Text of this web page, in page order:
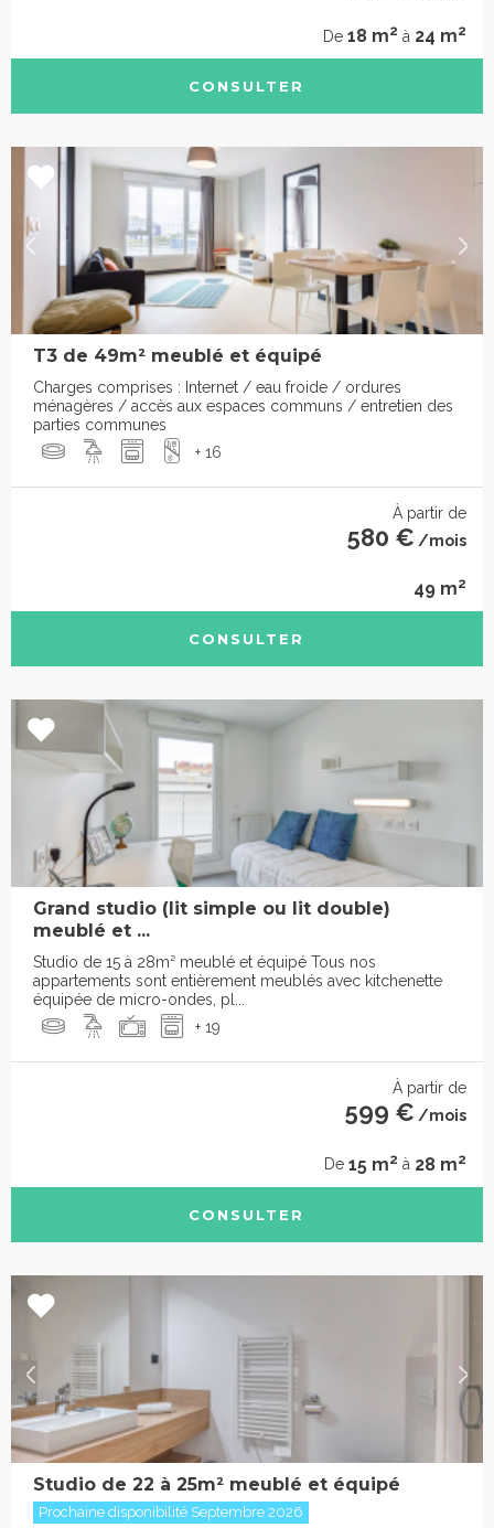
De 18 m2 à 24 m2
CONSULTER
T3 de 49m² meublé et équipé
Charges comprises : Internet / eau froide / ordures
ménagères / accès aux espaces communs / entretien des
parties communes
+ 16
À partir de
580 € /mois
49 m2
CONSULTER
Grand studio (lit simple ou lit double)
meublé et ...
Studio de 15 à 28m² meublé et équipé Tous nos
appartements sont entièrement meublés avec kitchenette
équipée de micro-ondes, pl...
+ 19
À partir de
599 € /mois
De 15 m2 à 28 m2
CONSULTER
Studio de 22 à 25m² meublé et équipé
Prochaine disponibilité Septembre 2026